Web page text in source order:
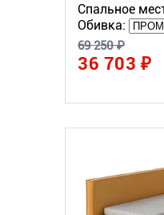
Спальное
Обивка:
69 250 ₽
36 703 ₽